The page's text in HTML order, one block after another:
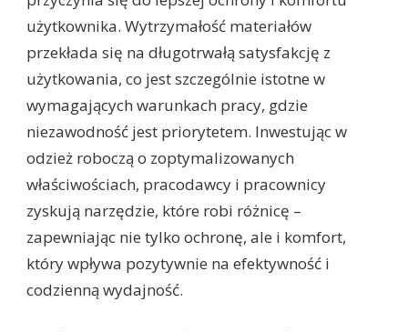
użytkownika. Wytrzymałość materiałów
przekłada się na długotrwałą satysfakcję z
użytkowania, co jest szczególnie istotne w
wymagających warunkach pracy, gdzie
niezawodność jest priorytetem. Inwestując w
odzież roboczą o zoptymalizowanych
właściwościach, pracodawcy i pracownicy
zyskują narzędzie, które robi różnicę –
zapewniając nie tylko ochronę, ale i komfort,
który wpływa pozytywnie na efektywność i
codzienną wydajność.